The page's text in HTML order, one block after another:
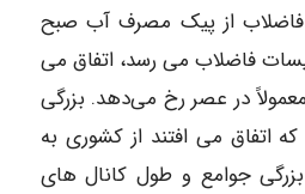
از پیک مصرف آب صبح
فاضلاب می رسد، اتفاق می
در عصر رخ می‌دهد. بزرگی
اتفاق می افتند از کشوری به
جوامع و طول کانال های